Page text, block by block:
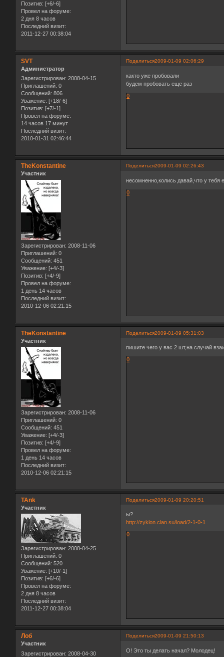
Позитив: [+6/-6]
Провел на форуме:
2 дня 8 часов
Последний визит:
2011-12-27 00:38:04
Поделиться2009-01-09 02:06:29
SVT
Администратор
Зарегистрирован: 2008-04-15
Приглашений: 0
Сообщений: 806
Уважение: [+18/-6]
Позитив: [+7/-1]
Провел на форуме:
14 часов 17 минут
Последний визит:
2010-01-31 02:46:44
както уже пробовали
будем пробовать еще раз
0
Поделиться2009-01-09 02:26:43
TheKonstantine
Участник
Зарегистрирован: 2008-11-06
Приглашений: 0
Сообщений: 451
Уважение: [+4/-3]
Позитив: [+4/-9]
Провел на форуме:
1 день 14 часов
Последний визит:
2010-12-06 02:21:15
несомненно,колись давай,что у тебя
0
Поделиться2009-01-09 05:31:03
TheKonstantine
Участник
Зарегистрирован: 2008-11-06
Приглашений: 0
Сообщений: 451
Уважение: [+4/-3]
Позитив: [+4/-9]
Провел на форуме:
1 день 14 часов
Последний визит:
2010-12-06 02:21:15
пишите чего у вас 2 шт,на случай
0
Поделиться2009-01-09 20:20:51
TAnk
Участник
Зарегистрирован: 2008-04-25
Приглашений: 0
Сообщений: 520
Уважение: [+10/-1]
Позитив: [+6/-6]
Провел на форуме:
2 дня 8 часов
Последний визит:
2011-12-27 00:38:04
ы?
http://zyklon.clan.su/load/2-1-0-1
0
Поделиться2009-01-09 21:50:13
Лоб
Участник
Зарегистрирован: 2008-04-30
О! Это ты делать начал? Молодец!